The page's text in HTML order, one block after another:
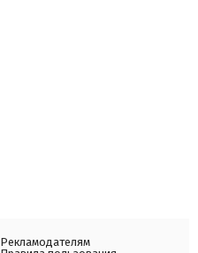
Рекламодателям